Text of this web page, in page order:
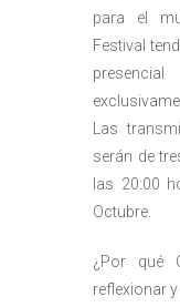
para el
Festival
Las
serán de
las 20:00
Octubre.
¿Por qué
reflexionar